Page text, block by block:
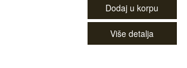
Dodaj u korpu
Više detalja